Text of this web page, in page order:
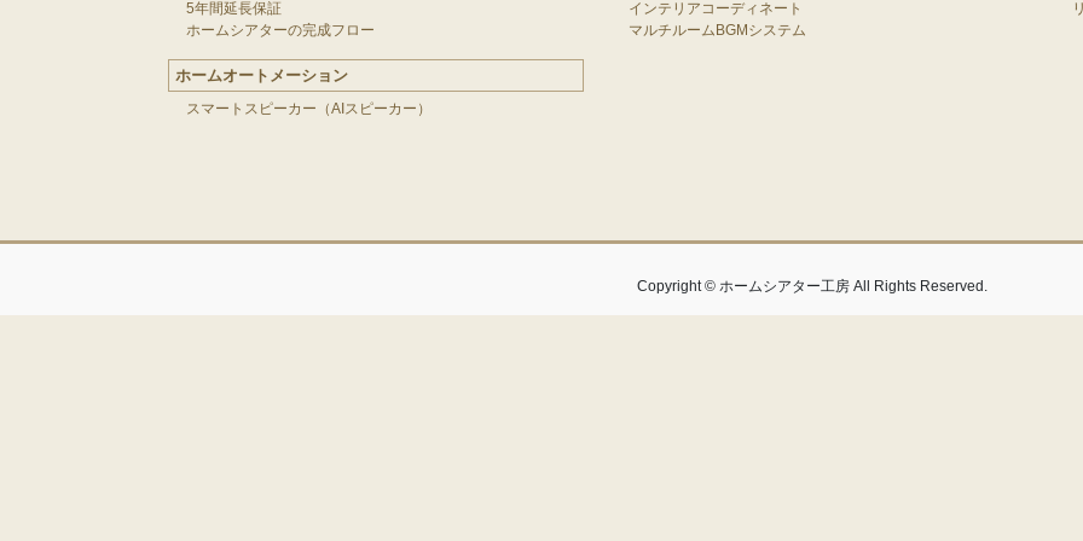
5年間延長保証
ホームシアターの完成フロー
ホームオートメーション
スマートスピーカー（AIスピーカー）
インテリアコーディネート
マルチルームBGMシステム
Copyright © ホームシアター工房 All Rights Reserved.